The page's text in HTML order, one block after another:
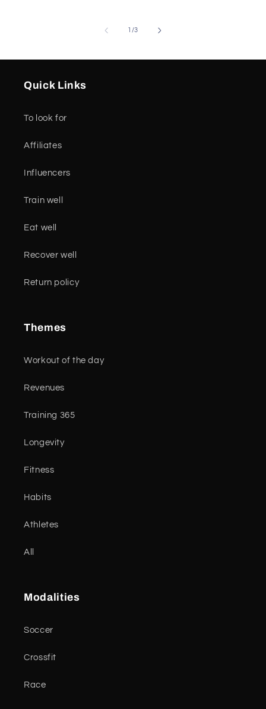
1 /of
3
Quick Links
To look for
Affiliates
Influencers
Train well
Eat well
Recover well
Return policy
Themes
Workout of the day
Revenues
Training 365
Longevity
Fitness
Habits
Athletes
All
Modalities
Soccer
Crossfit
Race